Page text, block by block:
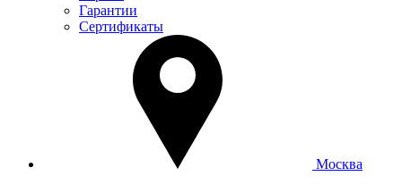
Гарантии
Сертификаты
Москва